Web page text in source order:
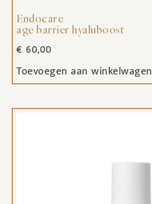
Endocare
age barrier hyaluboost
€ 60,00
Toevoegen aan winkelwagen